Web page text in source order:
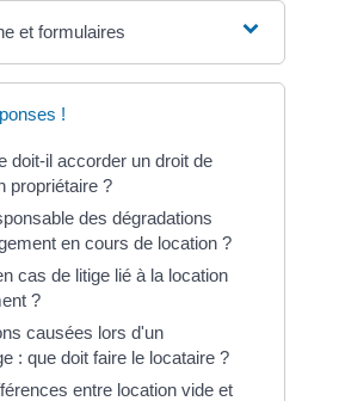
et formulaires
!
doit-il accorder un droit de
propriétaire ?
des dégradations
en cours de location ?
cas de litige lié à la location
?
causées lors d'un
: que doit faire le locataire ?
entre location vide et